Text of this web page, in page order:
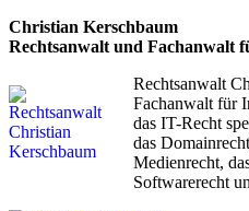
Christian Kerschbaum
Rechtsanwalt und Fachanwalt
Rechtsanwalt
Fachanwalt für
das IT-Recht
das
Medienrecht,
Softwarerecht